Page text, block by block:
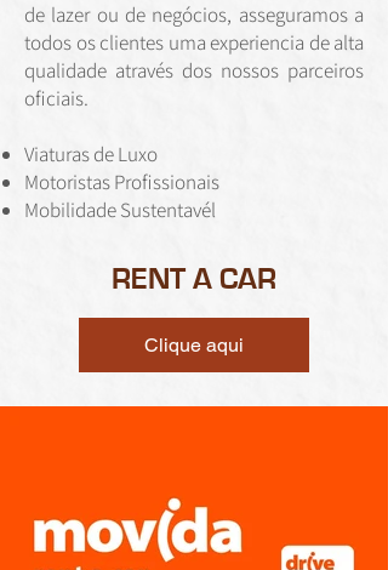
de lazer ou de negócios, asseguramos a
todos os clientes uma experiencia de alta
qualidade através dos nossos parceiros
oficiais.
Viaturas de Luxo
Motoristas Profissionais
Mobilidade Sustentavél
RENT A CAR
Clique aqui